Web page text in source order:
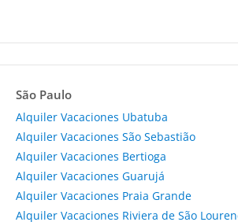
São Paulo
Alquiler Vacaciones Ubatuba
Alquiler Vacaciones São Sebastião
Alquiler Vacaciones Bertioga
Alquiler Vacaciones Guarujá
Alquiler Vacaciones Praia Grande
Alquiler Vacaciones Riviera de São